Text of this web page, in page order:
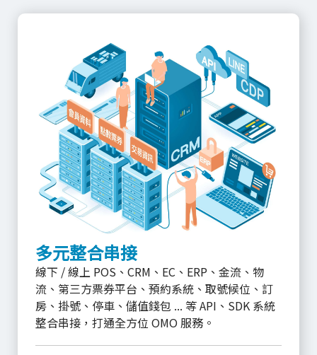
多元整合串接
線下 / 線上 POS、CRM、EC、ERP、金流、物
流、第三方票券平台、預約系統、取號候位、訂
房、掛號、停車、儲值錢包 ... 等 API、SDK 系統
整合串接，打通全方位 OMO 服務。